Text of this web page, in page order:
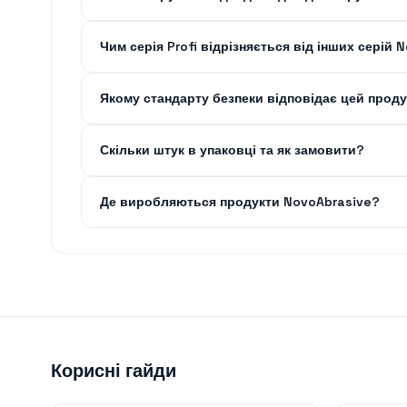
Чим серія Profi відрізняється від інших серій
Якому стандарту безпеки відповідає цей
Скільки штук в упаковці та як замовити?
Де виробляються продукти NovoAbrasive?
Корисні гайди